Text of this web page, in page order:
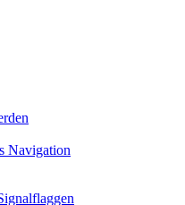
Navigation